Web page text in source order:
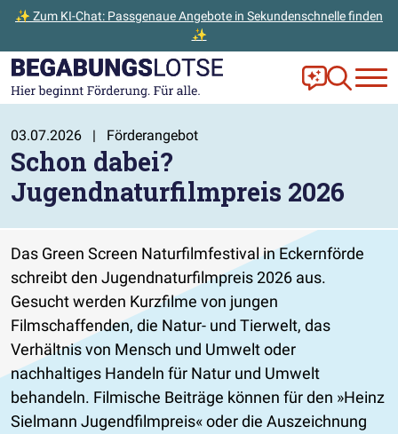
✨ Zum KI-Chat: Passgenaue Angebote in Sekundenschnelle finden
✨
Zum Hauptinhalt der Seite springen
Zur Startseite gehen Frag Ella!
Zur
03.07.2026 | Förderangebot
Schon dabei?
Jugendnaturfilmpreis 2026
Das Green Screen Naturfilmfestival in Eckernförde
schreibt den Jugendnaturfilmpreis 2026 aus.
Gesucht werden Kurzfilme von jungen
Filmschaffenden, die Natur- und Tierwelt, das
Verhältnis von Mensch und Umwelt oder
nachhaltiges Handeln für Natur und Umwelt
behandeln. Filmische Beiträge können für den »Heinz
Sielmann Jugendfilmpreis« oder die Auszeichnung